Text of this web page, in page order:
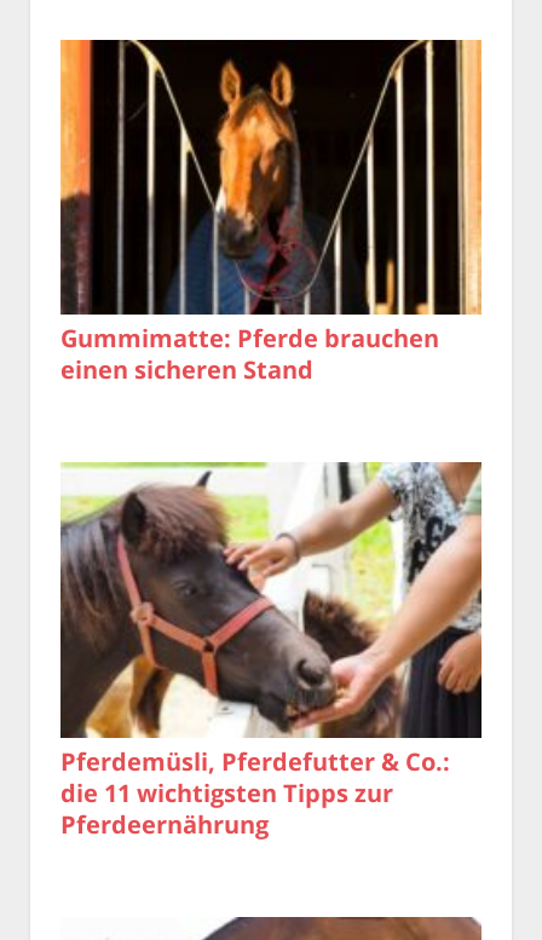
Gummimatte: Pferde brauchen
einen sicheren Stand
Pferdemüsli, Pferdefutter & Co.:
die 11 wichtigsten Tipps zur
Pferdeernährung